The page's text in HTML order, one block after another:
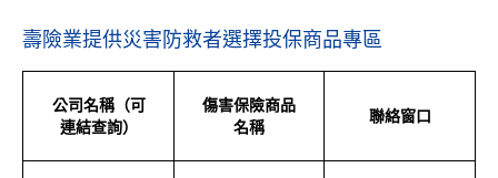
壽險業提供災害防救者選擇投保商品專區
公司名稱（可
連結查詢）
傷害保險商品
名稱
聯絡窗口